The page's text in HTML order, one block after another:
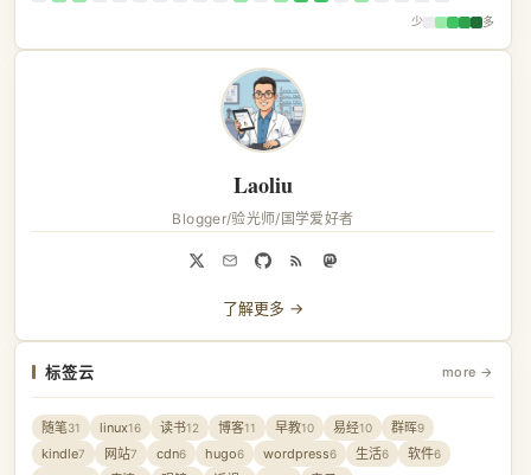
少 多
Laoliu
Blogger/验光师/国学爱好者
了解更多 →
标签云 more →
随笔31 linux16 读书12 博客11 早教10 易经10 群晖9
kindle7 网站7 cdn6 hugo6 wordpress6 生活6 软件6